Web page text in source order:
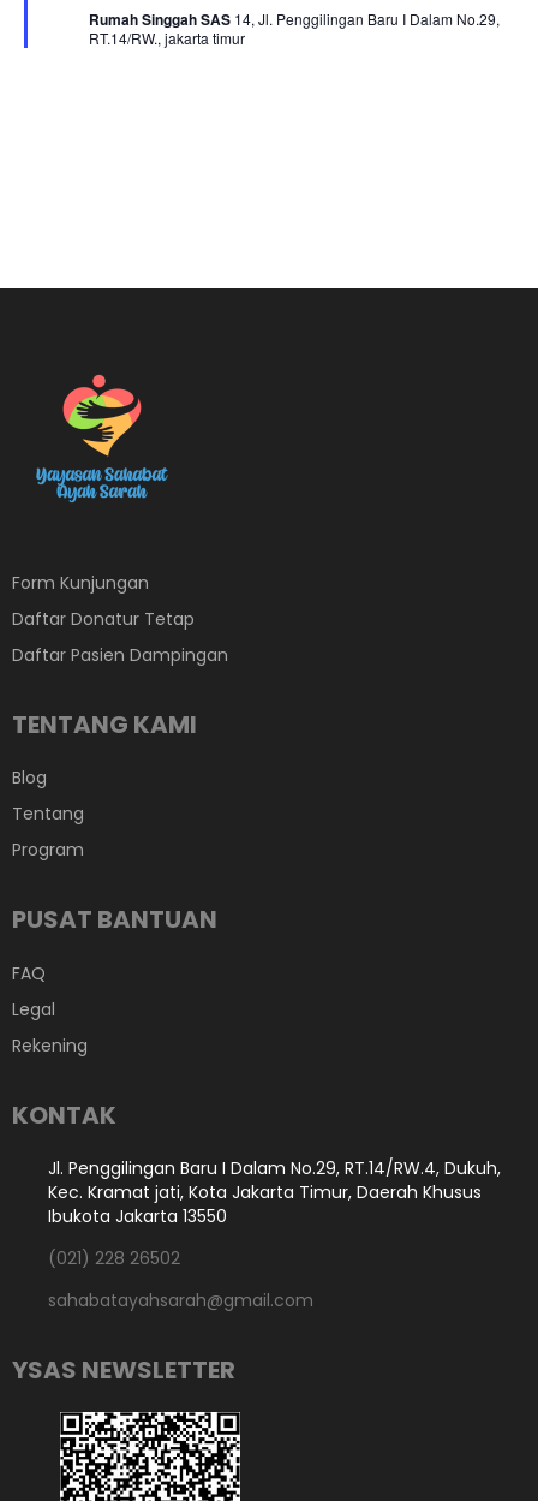
Rumah Singgah SAS 14, Jl. Penggilingan Baru I Dalam No.29,
RT.14/RW., jakarta timur
Form Kunjungan
Daftar Donatur Tetap
Daftar Pasien Dampingan
TENTANG KAMI
Blog
Tentang
Program
PUSAT BANTUAN
FAQ
Legal
Rekening
KONTAK
Jl. Penggilingan Baru I Dalam No.29, RT.14/RW.4, Dukuh,
Kec. Kramat jati, Kota Jakarta Timur, Daerah Khusus
Ibukota Jakarta 13550
(021) 228 26502
sahabatayahsarah@gmail.com
YSAS NEWSLETTER